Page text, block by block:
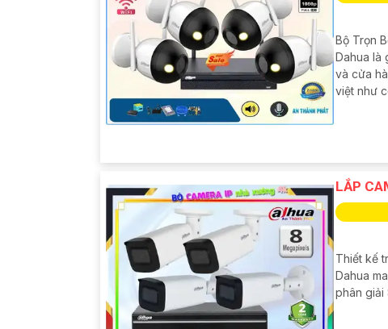
Bộ Trọn
Dahua là
và cửa
việt như
LẮP
Thiết kế
Dahua
phân giải